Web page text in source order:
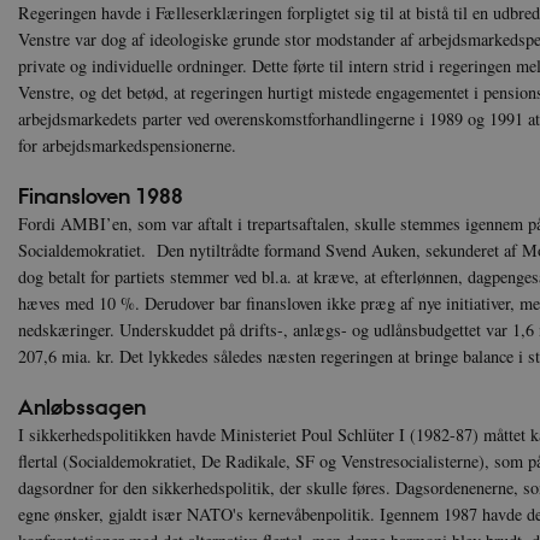
Regeringen havde i Fælleserklæringen forpligtet sig til at bistå til en
Venstre var dog af ideologiske grunde stor modstander af
private og individuelle ordninger. Dette førte til intern strid i regeringen
Venstre, og det betød, at regeringen hurtigt mistede engagementet i
arbejdsmarkedets parter ved overenskomstforhandlingerne i 1989 og 1991
for arbejdsmarkedspensionerne.
Finansloven 1988
Fordi AMBI’en, som var aftalt i trepartsaftalen, skulle stemmes igennem
Socialdemokratiet. Den nytiltrådte formand Svend Auken, sekunderet af
dog betalt for partiets stemmer ved bl.a. at kræve, at efterlønnen,
hæves med 10 %. Derudover bar finansloven ikke præg af nye initiativer,
nedskæringer. Underskuddet på drifts-, anlægs- og udlånsbudgettet var
207,6 mia. kr. Det lykkedes således næsten regeringen at bringe balance i
Anløbssagen
I sikkerhedspolitikken havde Ministeriet Poul Schlüter I (1982-87) måttet
flertal (Socialdemokratiet, De Radikale, SF og Venstresocialisterne), som
dagsordner for den sikkerhedspolitik, der skulle føres. Dagsordenenerne,
egne ønsker, gjaldt især NATO's kernevåbenpolitik. Igennem 1987 havde
sp_t
sp_landing
JSESSIONID
XSRF-TOKEN
__cf_bm
Navn
nmstat
VISITOR_INFO1_LIVE
NID
cf_clearance
_cfuvid